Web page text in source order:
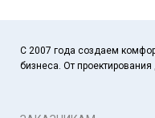
С 2007 года создаем
бизнеса. От